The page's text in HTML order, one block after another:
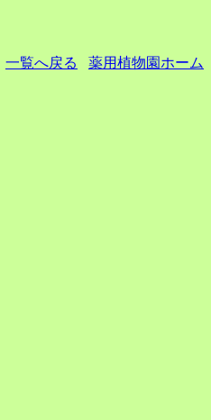
一覧へ戻る 薬用植物園ホーム